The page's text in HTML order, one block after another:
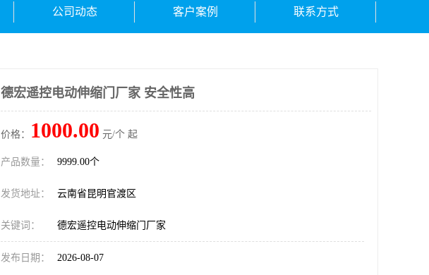
公司动态 客户案例 联系方式
德宏遥控电动伸缩门厂家 安全性高
价格： 1000.00 元/个 起
产品数量： 9999.00个
发货地址： 云南省昆明官渡区
关键词： 德宏遥控电动伸缩门厂家
发布日期： 2026-08-07